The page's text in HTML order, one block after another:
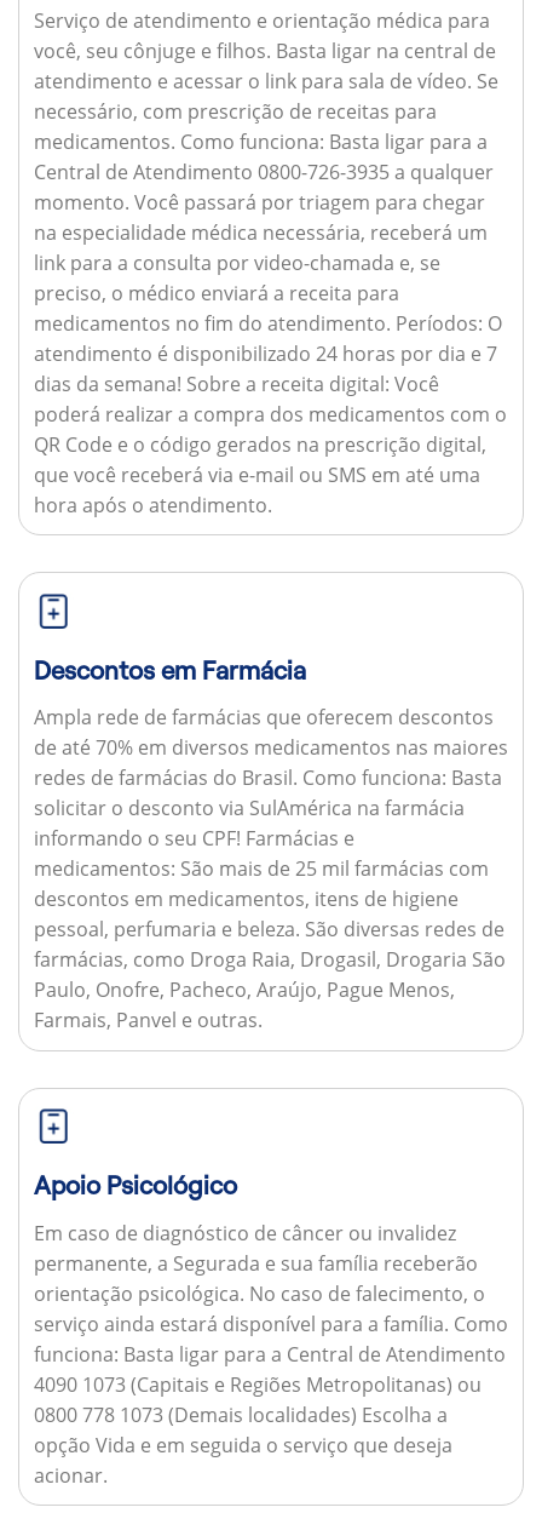
Serviço de atendimento e orientação médica para
você, seu cônjuge e filhos. Basta ligar na central de
atendimento e acessar o link para sala de vídeo. Se
necessário, com prescrição de receitas para
medicamentos. Como funciona: Basta ligar para a
Central de Atendimento 0800-726-3935 a qualquer
momento. Você passará por triagem para chegar
na especialidade médica necessária, receberá um
link para a consulta por video-chamada e, se
preciso, o médico enviará a receita para
medicamentos no fim do atendimento. Períodos: O
atendimento é disponibilizado 24 horas por dia e 7
dias da semana! Sobre a receita digital: Você
poderá realizar a compra dos medicamentos com o
QR Code e o código gerados na prescrição digital,
que você receberá via e-mail ou SMS em até uma
hora após o atendimento.
Descontos em Farmácia
Ampla rede de farmácias que oferecem descontos
de até 70% em diversos medicamentos nas maiores
redes de farmácias do Brasil. Como funciona: Basta
solicitar o desconto via SulAmérica na farmácia
informando o seu CPF! Farmácias e
medicamentos: São mais de 25 mil farmácias com
descontos em medicamentos, itens de higiene
pessoal, perfumaria e beleza. São diversas redes de
farmácias, como Droga Raia, Drogasil, Drogaria São
Paulo, Onofre, Pacheco, Araújo, Pague Menos,
Farmais, Panvel e outras.
Apoio Psicológico
Em caso de diagnóstico de câncer ou invalidez
permanente, a Segurada e sua família receberão
orientação psicológica. No caso de falecimento, o
serviço ainda estará disponível para a família. Como
funciona: Basta ligar para a Central de Atendimento
4090 1073 (Capitais e Regiões Metropolitanas) ou
0800 778 1073 (Demais localidades) Escolha a
opção Vida e em seguida o serviço que deseja
acionar.